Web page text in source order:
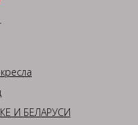
И БЕЛАРУСИ